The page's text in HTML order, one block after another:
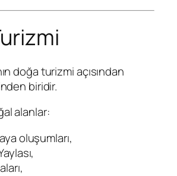
doğa turizmi açısından
biridir.
alanlar:
oluşumları,